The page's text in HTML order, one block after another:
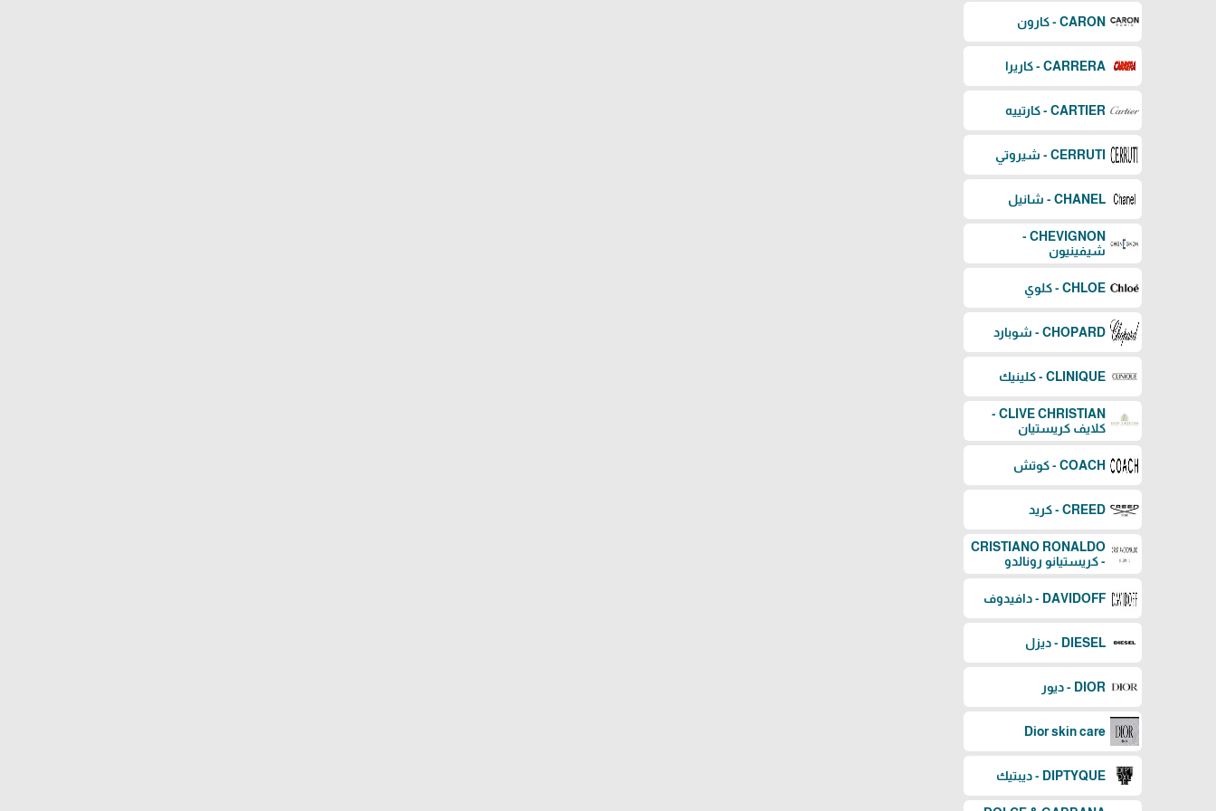
CARON - كارون
CARRERA - كاريرا
CARTIER - كارتييه
CERRUTI - شيروتي
CHANEL - شانيل
CHEVIGNON -
شيفينيون
CHLOE - كلوي
CHOPARD - شوبارد
CLINIQUE - كلينيك
CLIVE CHRISTIAN -
كلايف كريستيان
COACH - كوتش
CREED - كريد
CRISTIANO RONALDO
- كريستيانو رونالدو
DAVIDOFF - دافيدوف
DIESEL - ديزل
DIOR - ديور
Dior skin care
DIPTYQUE - ديبتيك